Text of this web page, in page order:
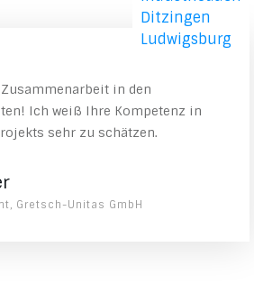
in den
Ich weiß Ihre Kompetenz in
sehr zu schätzen.
Gretsch-Unitas GmbH